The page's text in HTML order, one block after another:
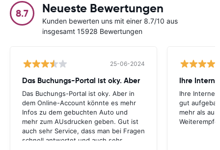
8.7 Neueste Bewertungen
Kunden bewerten uns mit einer 8.7/10 aus
insgesamt 15928 Bewertungen
25-06-2024
Das Buchungs-Portal ist oky. Aber
Das Buchungs-Portal ist oky. Aber in
dem Online-Account könnte es mehr
Infos zu dem gebuchten Auto und
mehr zum AUsdrucken geben. Gut ist
auch sehr Service, dass man bei Fragen
schnell antwortet und auch sehr
Ihre
gut
mehr als